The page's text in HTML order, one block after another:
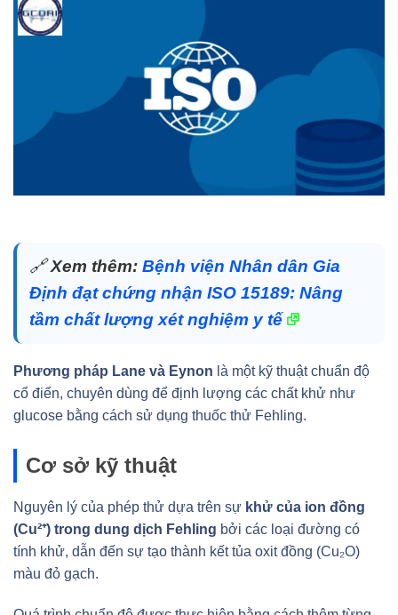
🔗Xem thêm: Bệnh viện Nhân dân Gia
Định đạt chứng nhận ISO 15189: Nâng
tầm chất lượng xét nghiệm y tế
Phương pháp Lane và Eynon là một kỹ thuật chuẩn độ
cổ điển, chuyên dùng để định lượng các chất khử như
glucose bằng cách sử dụng thuốc thử Fehling.
Cơ sở kỹ thuật
Nguyên lý của phép thử dựa trên sự khử của ion đồng
(Cu²⁺) trong dung dịch Fehling bởi các loại đường có
tính khử, dẫn đến sự tạo thành kết tủa oxit đồng (Cu₂O)
màu đỏ gạch.